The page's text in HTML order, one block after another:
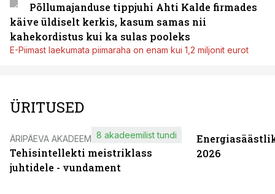
Põllumajanduse tippjuhi Ahti Kalde firmades
käive üldiselt kerkis, kasum samas nii
kahekordistus kui ka sulas pooleks
E-Piimast laekumata piimaraha on enam kui 1,2 miljonit eurot
ÜRITUSED
ÄRIPÄEVA AKADEEMIA
Tehisintellekti meistriklass
juhtidele - vundament
8 akadeemilist tundi
2026